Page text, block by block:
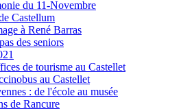
du 11-Novembre
Castellum
à René Barras
des seniors
de tourisme au Castellet
au Castellet
: de l'école au musée
de Rancure